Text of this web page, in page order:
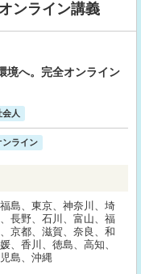
ンライン講義
境へ。完全オンライン
人
ンライン
島、東京、神奈川、埼
長野、石川、富山、福
京都、滋賀、奈良、和
、香川、徳島、高知、
島、沖縄